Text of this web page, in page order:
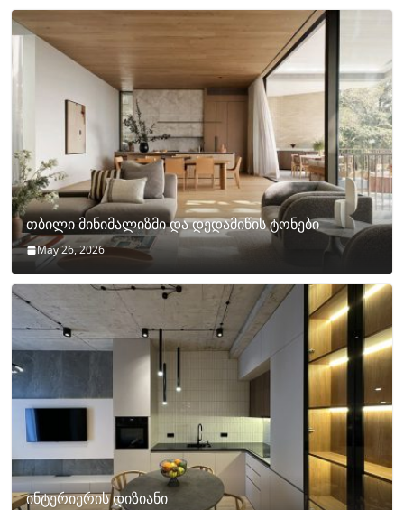
თბილი მინიმალიზმი და დედამიწის ტონები
May 26, 2026
ინტერიერის დიზიანი